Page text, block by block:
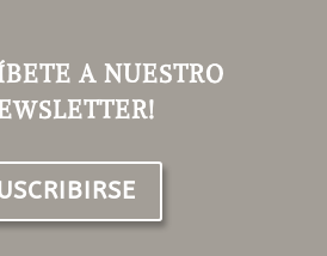
A NUESTRO